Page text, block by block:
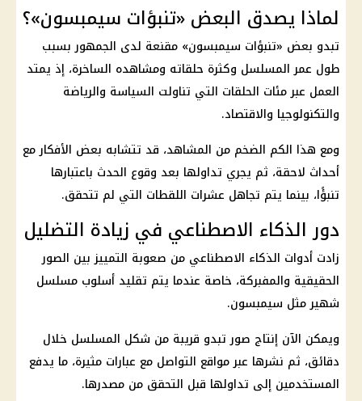
لماذا يصدق البعض «تنبؤات سيمبسون»؟
تبدو بعض «تنبؤات سيمبسون» مقنعة لدى الجمهور بسبب
طول عمر المسلسل وكثرة حلقاته ومشاهده الساخرة، إذ يمتد
العمل عبر مئات الحلقات التي تناولت السياسة والرياضة
والتكنولوجيا والاقتصاد.
ومع هذا الكم الضخم من المشاهد، قد تتشابه بعض الأفكار مع
أحداث لاحقة، ثم يجري تداولها بعد وقوع الحدث باعتبارها
تنبؤًا، بينما يتم تجاهل عشرات اللقطات التي لم تتحقق.
دور الذكاء الاصطناعي في زيادة التضليل
زادت أدوات الذكاء الاصطناعي من صعوبة التمييز بين الصور
الحقيقية والمفبركة، خاصة عندما يتم تقليد أسلوب مسلسل
شهير مثل سيمبسون.
ويمكن الآن إنتاج صور تبدو قريبة من شكل المسلسل خلال
دقائق، ثم نشرها عبر مواقع التواصل مع عبارات مثيرة، ما يدفع
المستخدمين إلى تداولها قبل التحقق من مصدرها.